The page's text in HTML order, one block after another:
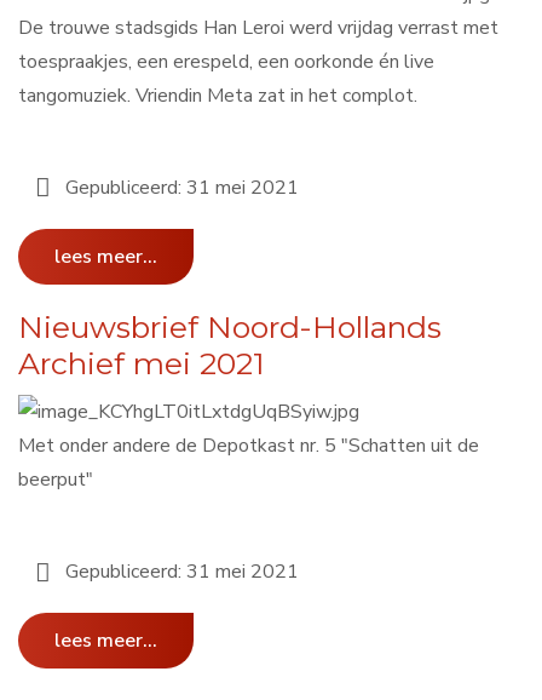
De trouwe stadsgids Han Leroi werd vrijdag verrast met
toespraakjes, een erespeld, een oorkonde én live
tangomuziek. Vriendin Meta zat in het complot.
Gepubliceerd: 31 mei 2021
lees meer...
Nieuwsbrief Noord-Hollands
Archief mei 2021
Met onder andere de Depotkast nr. 5 "Schatten uit de
beerput"
Gepubliceerd: 31 mei 2021
lees meer...